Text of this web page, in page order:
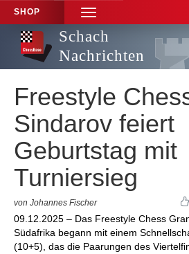
SHOP
TOGGLE
NAVIGATION
Schach
Nachrichten
Freestyle
Sindarov feiert
Geburtstag mit
Turniersieg
von Johannes Fischer
09.12.2025 – Das Freestyle Chess
Südafrika begann mit einem
(10+5), das die Paarungen des